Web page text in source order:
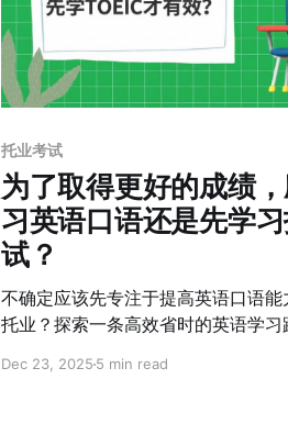
托业考试
为了取得更好的成绩
习英语口语还是先学
试？
不确定应该先专注于提高英语口语
托业？探索一条高效省时的英语学习
Dec 23, 20255 min read